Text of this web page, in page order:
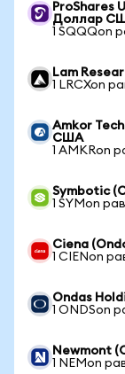
ProShares
Доллар
1 SQQQon
Lam
1 LRCXon
Amkor
США
1 AMKRon
Symbotic
1 SYMon
Ciena
1 CIENon
Ondas
1 ONDSon
Newmont
1 NEMon